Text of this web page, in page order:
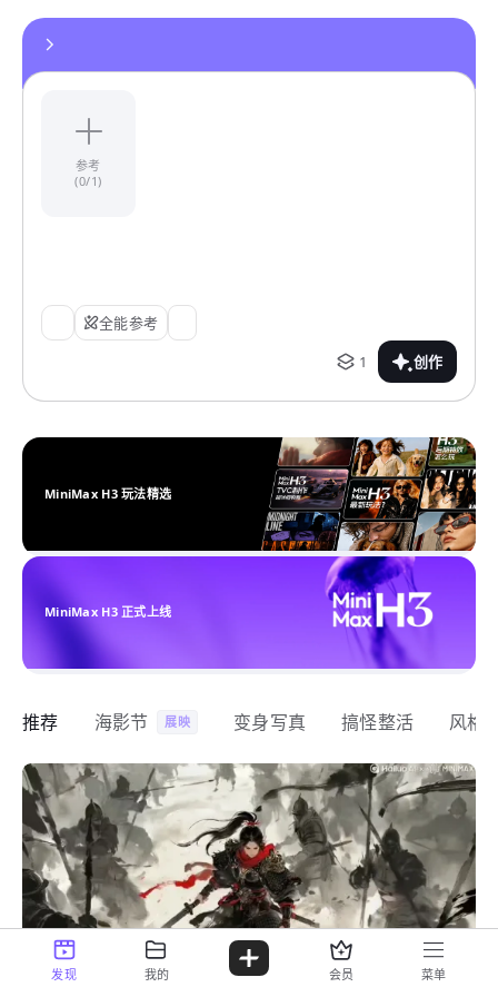
参考
(0/1)
全能参考
1
创作
MiniMax H3 玩法精选
MiniMax H3 正式上线
推荐 海影节 展映 变身写真 搞怪整活 风格
发现 我的 会员 菜单